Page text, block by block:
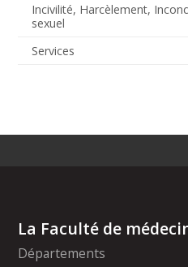
Incivilité, Harcèlement,
sexuel
Services
La Faculté de
Départements